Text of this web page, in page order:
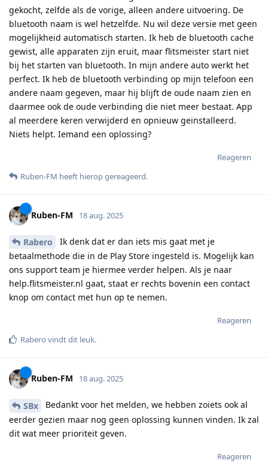
gekocht, zelfde als de vorige, alleen andere uitvoering. De
bluetooth naam is wel hetzelfde. Nu wil deze versie met geen
mogelijkheid automatisch starten. Ik heb de bluetooth cache
gewist, alle apparaten zijn eruit, maar flitsmeister start niet
bij het starten van bluetooth. In mijn andere auto werkt het
perfect. Ik heb de bluetooth verbinding op mijn telefoon een
andere naam gegeven, maar hij blijft de oude naam zien en
daarmee ook de oude verbinding die niet meer bestaat. App
al meerdere keren verwijderd en opnieuw geinstalleerd.
Niets helpt. Iemand een oplossing?
Reageren
Ruben-FM heeft hierop gereageerd.
Ruben-FM 18 aug. 2025
Rabero
Ik denk dat er dan iets mis gaat met je
betaalmethode die in de Play Store ingesteld is. Mogelijk kan
ons support team je hiermee verder helpen. Als je naar
help.flitsmeister.nl gaat, staat er rechts bovenin een contact
knop om contact met hun op te nemen.
Reageren
Rabero vindt dit leuk.
Ruben-FM 18 aug. 2025
SBx
Bedankt voor het melden, we hebben zoiets ook al
eerder gezien maar nog geen oplossing kunnen vinden. Ik zal
dit wat meer prioriteit geven.
Reageren